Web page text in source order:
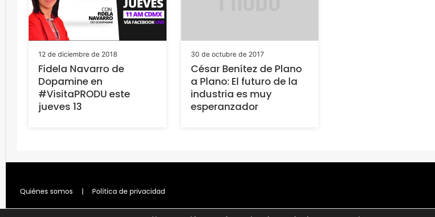
12 de diciembre de 2018
Fidela Navarro de
Dopamine en
#VisitaPRODU este
jueves 13
30 de octubre de 2017
César Benítez de Plano
a Plano: El futuro de la
industria es muy
esperanzador
Quiénes somos | Política de privacidad